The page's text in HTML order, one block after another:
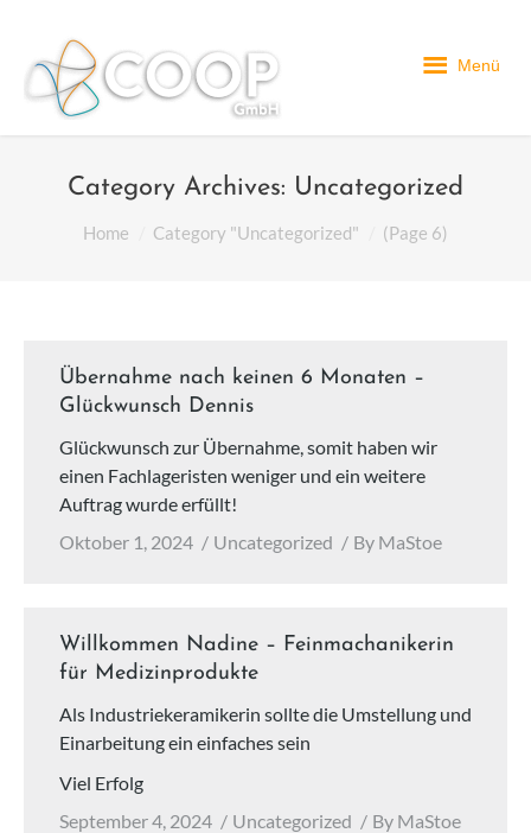
Menü
Category Archives: Uncategorized
You are here:
Home Category "Uncategorized" (Page 6)
Übernahme nach keinen 6 Monaten –
Glückwunsch Dennis
Glückwunsch zur Übernahme, somit haben wir
einen Fachlageristen weniger und ein weitere
Auftrag wurde erfüllt!
Oktober 1, 2024
Uncategorized By MaStoe
Willkommen Nadine – Feinmachanikerin
für Medizinprodukte
Als Industriekeramikerin sollte die Umstellung und
Einarbeitung ein einfaches sein
Viel Erfolg
September 4, 2024
Uncategorized By MaStoe